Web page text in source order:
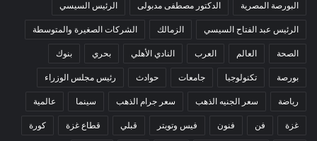
البورصة المصرية الدكتور مصطفى مدبولى الرئيس السيسي
الرئيس عبد الفتاح السيسي الزمالك الشركات الصغيرة والمتوسطة
الصحة العالم العرب النادي الأهلي بحري بنوك
بورصة تكنولوجيا جامعات حوادث رئيس مجلس الوزراء
رياضة سعر الجنيه الذهب سعر جرام الذهب سينما عالمية
غزة فن فنون فيس وتويتر قبلي قطاع غزة كورة